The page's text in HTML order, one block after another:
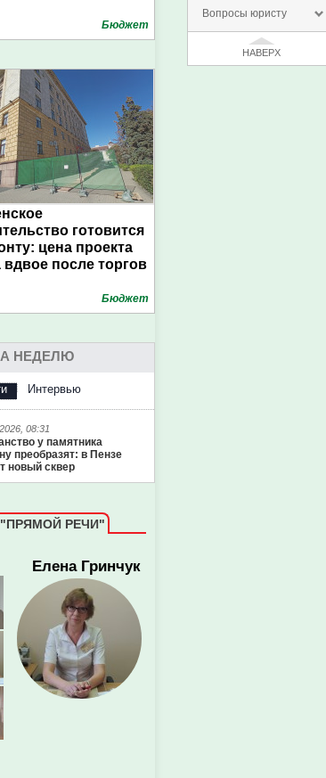
Вопросы юристу
НАВЕРХ
Бюджет
готовится
цена проекта
вдвое после торгов
Бюджет
НЕДЕЛЮ
Интервью
08:31
у памятника
преобразят: в Пензе
новый сквер
РЕЧИ"
Елена Гринчук